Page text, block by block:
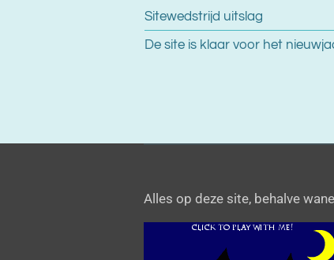
Sitewedstrijd uitslag
De site is klaar voor het
Alles op deze site, behalve